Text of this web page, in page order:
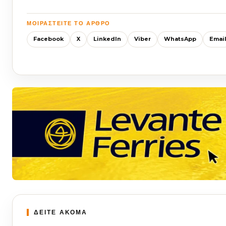
ΜΟΙΡΑΣΤΕΊΤΕ ΤΟ ΆΡΘΡΟ
Facebook X LinkedIn Viber WhatsApp Email
ΔΕΙΤΕ ΑΚΟΜΑ